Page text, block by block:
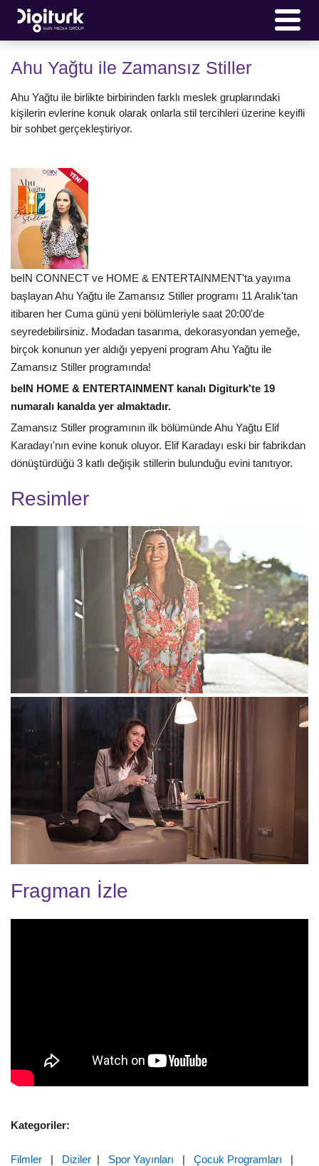
Ahu Yağtu ile Zamansız Stiller
Ahu Yağtu ile birlikte birbirinden farklı meslek gruplarındaki
kişilerin evlerine konuk olarak onlarla stil tercihleri üzerine keyifli
bir sohbet gerçekleştiriyor.
beIN CONNECT ve HOME & ENTERTAINMENT'ta yayıma
başlayan Ahu Yağtu ile Zamansız Stiller programı 11 Aralık'tan
itibaren her Cuma günü yeni bölümleriyle saat 20:00'de
seyredebilirsiniz. Modadan tasarıma, dekorasyondan yemeğe,
birçok konunun yer aldığı yepyeni program Ahu Yağtu ile
Zamansız Stiller programında!
beIN HOME & ENTERTAINMENT kanalı Digiturk'te 19
numaralı kanalda yer almaktadır.
Zamansız Stiller programının ilk bölümünde Ahu Yağtu Elif
Karadayı'nın evine konuk oluyor. Elif Karadayı eski bir fabrikdan
dönüştürdüğü 3 katlı değişik stillerin bulunduğu evini tanıtıyor.
Resimler
Fragman İzle
Kategoriler:
Filmler | Diziler | Spor Yayınları | Çocuk Programları |